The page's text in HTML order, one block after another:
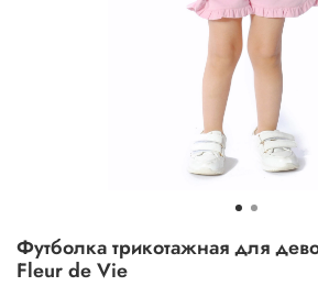
Футболка трикотажная для
Fleur de Vie